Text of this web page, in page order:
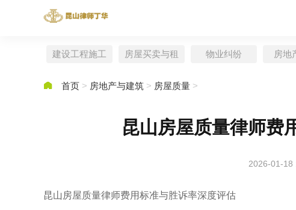
建设工程施工
房屋买卖与租
物业纠纷 房地
 首页 > 房地产与建筑 > 房屋质量 >
昆山房屋质量律师费
2026-01-18
昆山房屋质量律师费用标准与胜诉率深度评估